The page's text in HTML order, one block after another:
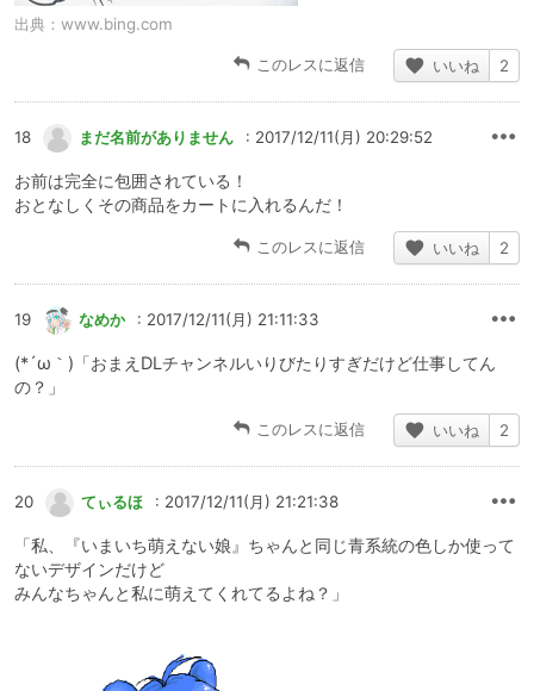
出典： www.bing.com
このレスに返信 いいね 2
18 まだ名前がありません : 2017/12/11(月) 20:29:52
お前は完全に包囲されている！
おとなしくその商品をカートに入れるんだ！
このレスに返信 いいね 2
19 なめか : 2017/12/11(月) 21:11:33
(*´ω｀)「おまえDLチャンネルいりびたりすぎだけど仕事してん
の？」
このレスに返信 いいね 2
20 てぃるほ : 2017/12/11(月) 21:21:38
「私、『いまいち萌えない娘』ちゃんと同じ青系統の色しか使って
ないデザインだけど
みんなちゃんと私に萌えてくれてるよね？」